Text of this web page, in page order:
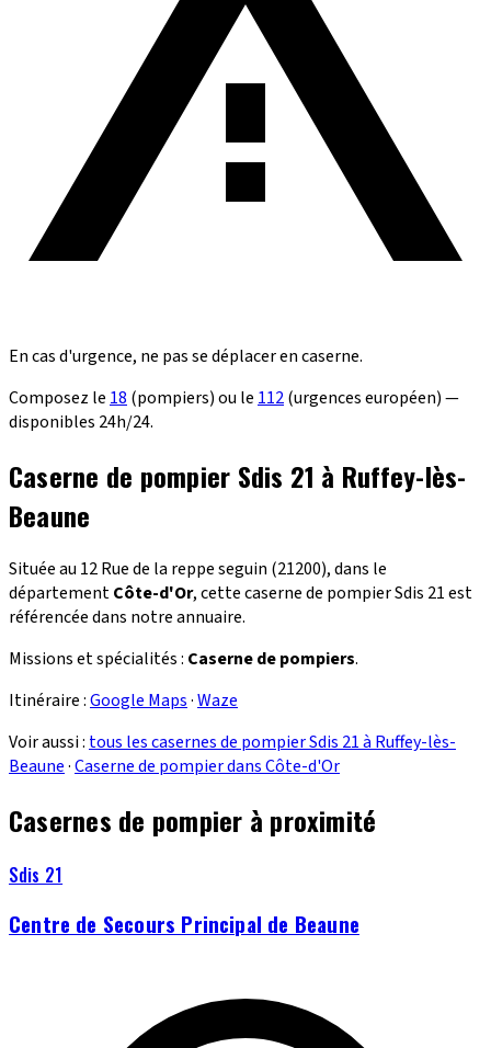
En cas d'urgence, ne pas se déplacer en caserne.
Composez le 18 (pompiers) ou le 112(urgences européen) —
disponibles 24h/24.
Caserne de pompier Sdis 21 à Ruffey-lès-
Beaune
Située au 12 Rue de la reppe seguin (21200), dans le
départementCôte-d'Or, cette caserne de pompier Sdis 21 est
référencée dans notre annuaire.
Missions et spécialités : Caserne de pompiers.
Itinéraire :Google Maps·Waze
Voir aussi : tous les casernes de pompier Sdis 21 à Ruffey-lès-
Beaune·Caserne de pompier dans Côte-d'Or
Casernes de pompier à proximité
Sdis 21
Centre de Secours Principal de Beaune